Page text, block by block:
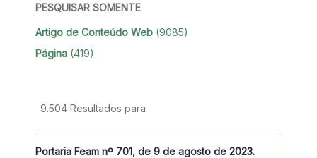
PESQUISAR SOMENTE
Artigo de Conteúdo Web (9085)
Página (419)
9.504 Resultados para
Portaria Feam nº 701, de 9 de agosto de 2023.